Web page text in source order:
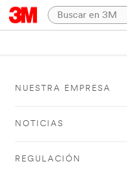
NUESTRA EMPRESA
NOTICIAS
REGULACIÓN